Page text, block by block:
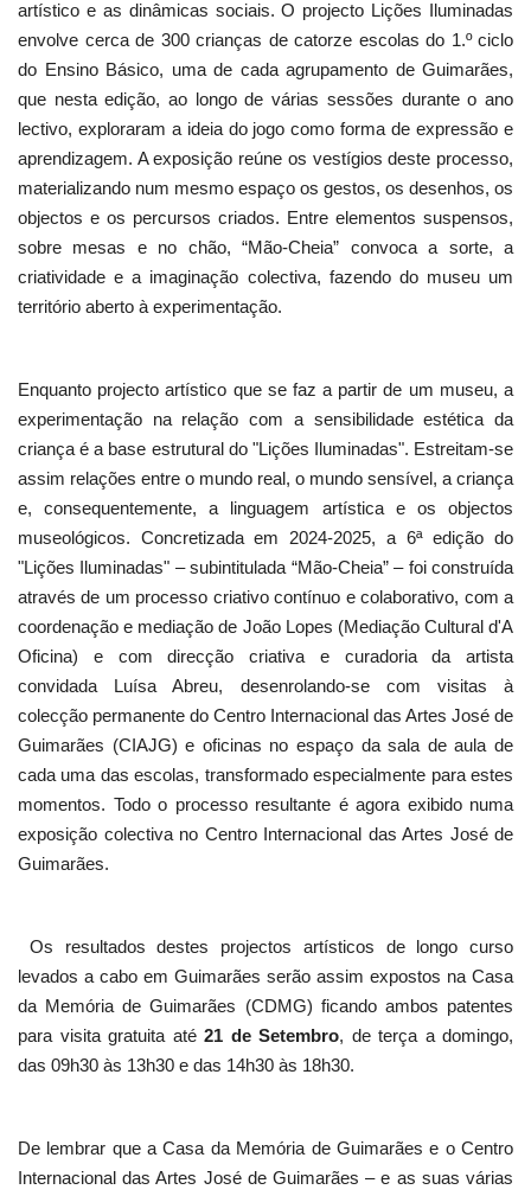
artístico e as dinâmicas sociais. O projecto Lições Iluminadas
envolve cerca de 300 crianças de catorze escolas do 1.º ciclo
do Ensino Básico, uma de cada agrupamento de Guimarães,
que nesta edição, ao longo de várias sessões durante o ano
lectivo, exploraram a ideia do jogo como forma de expressão e
aprendizagem. A exposição reúne os vestígios deste processo,
materializando num mesmo espaço os gestos, os desenhos, os
objectos e os percursos criados. Entre elementos suspensos,
sobre mesas e no chão, “Mão-Cheia” convoca a sorte, a
criatividade e a imaginação colectiva, fazendo do museu um
território aberto à experimentação.
Enquanto projecto artístico que se faz a partir de um museu, a
experimentação na relação com a sensibilidade estética da
criança é a base estrutural do "Lições Iluminadas". Estreitam-se
assim relações entre o mundo real, o mundo sensível, a criança
e, consequentemente, a linguagem artística e os objectos
museológicos. Concretizada em 2024-2025, a 6ª edição do
"Lições Iluminadas" – subintitulada “Mão-Cheia” – foi construída
através de um processo criativo contínuo e colaborativo, com a
coordenação e mediação de João Lopes (Mediação Cultural d'A
Oficina) e com direcção criativa e curadoria da artista
convidada Luísa Abreu, desenrolando-se com visitas à
colecção permanente do Centro Internacional das Artes José de
Guimarães (CIAJG) e oficinas no espaço da sala de aula de
cada uma das escolas, transformado especialmente para estes
momentos. Todo o processo resultante é agora exibido numa
exposição colectiva no Centro Internacional das Artes José de
Guimarães.
Os resultados destes projectos artísticos de longo curso
levados a cabo em Guimarães serão assim expostos na Casa
da Memória de Guimarães (CDMG) ficando ambos patentes
para visita gratuita até 21 de Setembro, de terça a domingo,
das 09h30 às 13h30 e das 14h30 às 18h30.
De lembrar que a Casa da Memória de Guimarães e o Centro
Internacional das Artes José de Guimarães – e as suas várias